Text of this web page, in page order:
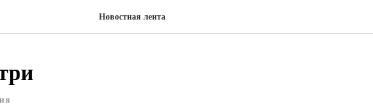
Новостная лента